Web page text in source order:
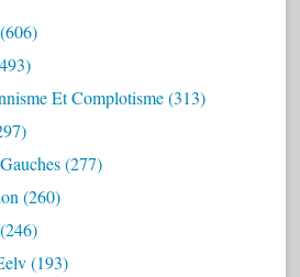
(606)
Et Complotisme(313)
(277)
(260)
(246)
(193)